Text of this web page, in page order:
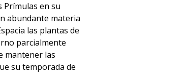
Prímulas en su
abundante materia
las plantas de
parcialmente
mantener las
su temporada de